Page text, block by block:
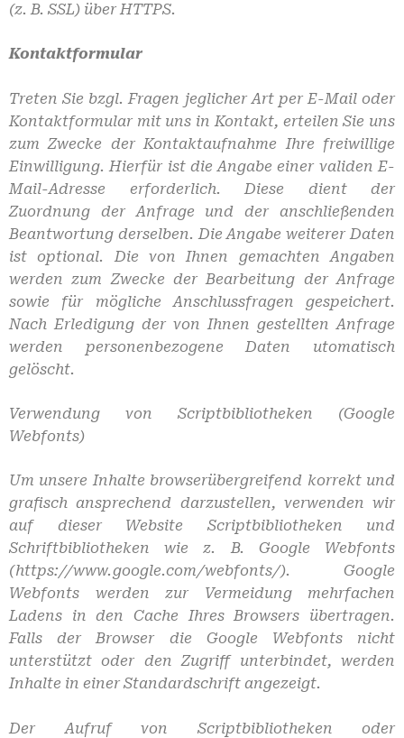
(z. B. SSL) über HTTPS.
Kontaktformular
Treten Sie bzgl. Fragen jeglicher Art per E-Mail oder
Kontaktformular mit uns in Kontakt, erteilen Sie uns
zum Zwecke der Kontaktaufnahme Ihre freiwillige
Einwilligung. Hierfür ist die Angabe einer validen E-
Mail-Adresse erforderlich. Diese dient der
Zuordnung der Anfrage und der anschließenden
Beantwortung derselben. Die Angabe weiterer Daten
ist optional. Die von Ihnen gemachten Angaben
werden zum Zwecke der Bearbeitung der Anfrage
sowie für mögliche Anschlussfragen gespeichert.
Nach Erledigung der von Ihnen gestellten Anfrage
werden personenbezogene Daten utomatisch
gelöscht.
Verwendung von Scriptbibliotheken (Google
Webfonts)
Um unsere Inhalte browserübergreifend korrekt und
grafisch ansprechend darzustellen, verwenden wir
auf dieser Website Scriptbibliotheken und
Schriftbibliotheken wie z. B. Google Webfonts
(https://www.google.com/webfonts/). Google
Webfonts werden zur Vermeidung mehrfachen
Ladens in den Cache Ihres Browsers übertragen.
Falls der Browser die Google Webfonts nicht
unterstützt oder den Zugriff unterbindet, werden
Inhalte in einer Standardschrift angezeigt.
Der Aufruf von Scriptbibliotheken oder